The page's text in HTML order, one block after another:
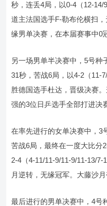
秒，连丢4局，以0-4（12-14/
道主法国选手F-勒布伦横扫
缘男单决赛，在本届赛事中0
另一场男单半决赛中，5号种
31秒，苦战6局，以4-2（11-
胜德国选手杜达，晋级决赛
强的3位日乒选手全部打进决
在率先进行的女单决赛中，3
苦战6局，最终在一度大比分
2-4（4-11/11-9/11-9/11-13/
月逆转，无缘冠军。大藤沙
最后进行的男单决赛中，4号